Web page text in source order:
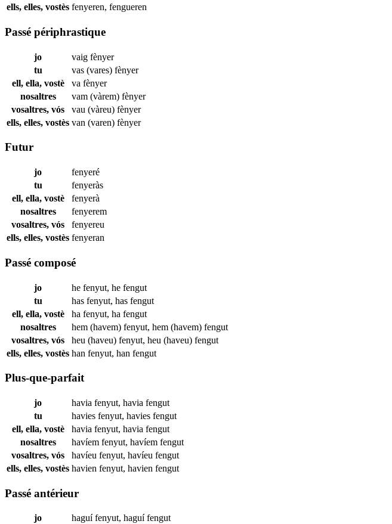
ells, elles, vostès fenyeren, fengueren
Passé périphrastique
jo vaig fènyer
tu
vas (vares) fènyer
ell, ella, vostè
va fènyer
nosaltres
vam (vàrem) fènyer
vosaltres, vós
vau (vàreu) fènyer
ells, elles, vostès van (varen) fènyer
Futur
jo
fenyeré
tu
fenyeràs
ell, ella, vostè
fenyerà
nosaltres
fenyerem
vosaltres, vós
fenyereu
ells, elles, vostès fenyeran
Passé composé
jo he fenyut, he fengut
tu
has fenyut, has fengut
ell, ella, vostè
ha fenyut, ha fengut
nosaltres
hem (havem) fenyut, hem (havem) fengut
vosaltres, vós
heu (haveu) fenyut, heu (haveu) fengut
ells, elles, vostès han fenyut, han fengut
Plus-que-parfait
jo havia fenyut, havia fengut
tu
havies fenyut, havies fengut
ell, ella, vostè
havia fenyut, havia fengut
nosaltres
havíem fenyut, havíem fengut
vosaltres, vós
havíeu fenyut, havíeu fengut
ells, elles, vostès havien fenyut, havien fengut
Passé antérieur
jo haguífenyut, haguífengut